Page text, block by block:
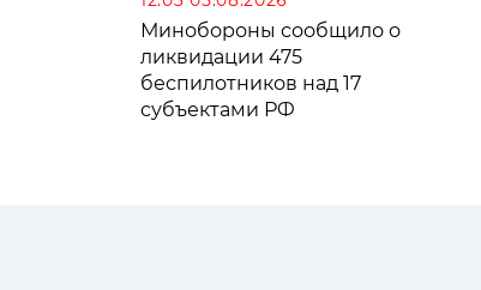
Минобороны сообщило о
ликвидации 475
беспилотников над 17
субъектами РФ